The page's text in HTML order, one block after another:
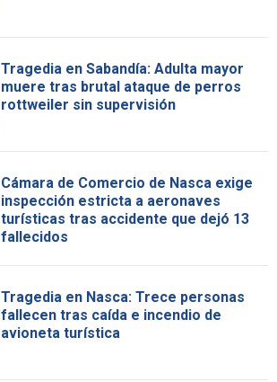
Tragedia en Sabandía: Adulta mayor
muere tras brutal ataque de perros
rottweiler sin supervisión
Cámara de Comercio de Nasca exige
inspección estricta a aeronaves
turísticas tras accidente que dejó 13
fallecidos
Tragedia en Nasca: Trece personas
fallecen tras caída e incendio de
avioneta turística